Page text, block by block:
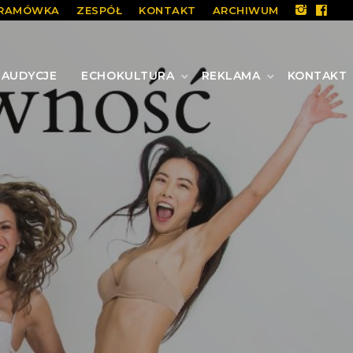
ZESPÓŁ KONTAKT ARCHIWUM
AUDYCJE ECHOKULTURA REKLAMA KONTAKT